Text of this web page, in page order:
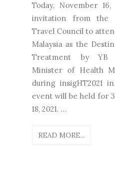
Today, November
invitation from the
Travel Council to
Malaysia as the
Treatment by YB
Minister of Health
during insigHT2021
event will be held for
18, 2021. ...
READ MORE...